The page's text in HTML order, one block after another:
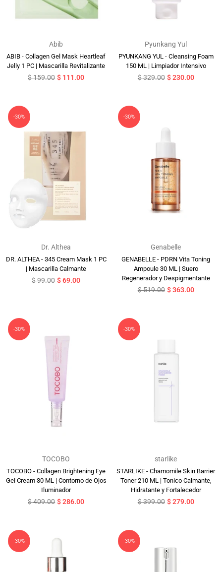
Abib
ABIB - Collagen Gel Mask Heartleaf
Jelly 1 PC | Mascarilla Revitalizante
Precio
$ 159.00 $ 111.00
Pyunkang Yul
PYUNKANG YUL - Cleansing Foam
150 ML | Limpiador Intensivo
Precio
$ 329.00 $ 230.00
-30%
Dr. Althea
DR. ALTHEA - 345 Cream Mask 1 PC
| Mascarilla Calmante
Precio
$ 99.00 $ 69.00
-30%
Genabelle
GENABELLE - PDRN Vita Toning
Ampoule 30 ML | Suero
Regenerador y Despigmentante
Precio
$ 519.00 $ 363.00
-30%
TOCOBO
TOCOBO - Collagen Brightening Eye
Gel Cream 30 ML | Contorno de Ojos
Iluminador
Precio
$ 409.00 $ 286.00
-30%
starlike
STARLIKE - Chamomile Skin Barrier
Toner 210 ML | Tonico Calmante,
Hidratante y Fortalecedor
Precio
$ 399.00 $ 279.00
-30% -30%